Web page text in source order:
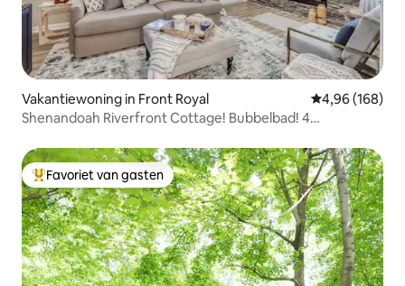
Vakantiewoning in Front Royal Gemiddelde
4,96 (168)
Shenandoah Riverfront Cottage! Bubbelbad! 4
Topfavoriet van gasten
Favoriet van gasten